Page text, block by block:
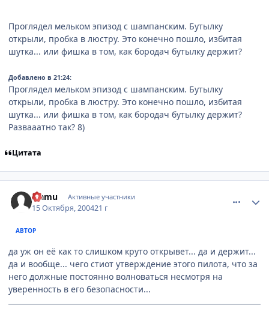
Проглядел мельком эпизод с шампанским. Бутылку
открыли, пробка в люстру. Это конечно пошло, избитая
шутка... или фишка в том, как бородач бутылку держит?
Добавлено в 21:24:
Проглядел мельком эпизод с шампанским. Бутылку
открыли, пробка в люстру. Это конечно пошло, избитая
шутка... или фишка в том, как бородач бутылку держит?
Развааатно так? 8)
Цитата
Isamu Активные участники
15 Октября, 200421 г
АВТОР
да уж он её как то слишком круто открывет... да и держит...
да и вообще... чего стиот утверждение этого пилота, что за
него должные постоянно волноваться несмотря на
уверенность в его безопасности...